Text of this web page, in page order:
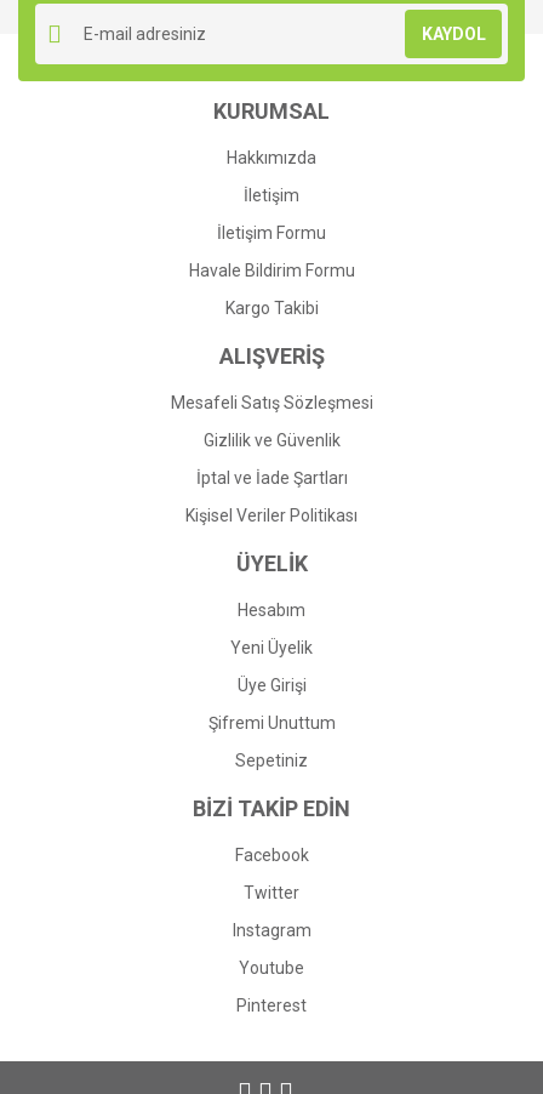
Ürün resmi kalitesiz, bozuk veya görüntülenemiyor.
Ürün açıklamasında eksik bilgiler bulunuyor.
Ürün bilgilerinde hatalar bulunuyor.
Ürün fiyatı diğer sitelerden daha pahalı.
Gönder
KAYDOL
KURUMSAL
Hakkımızda
İletişim
İletişim Formu
Havale Bildirim Formu
Kargo Takibi
ALIŞVERİŞ
Mesafeli Satış Sözleşmesi
Gizlilik ve Güvenlik
İptal ve İade Şartları
Kişisel Veriler Politikası
ÜYELİK
Hesabım
Yeni Üyelik
Üye Girişi
Şifremi Unuttum
Sepetiniz
BİZİ TAKİP EDİN
Facebook
Twitter
Instagram
Youtube
Pinterest